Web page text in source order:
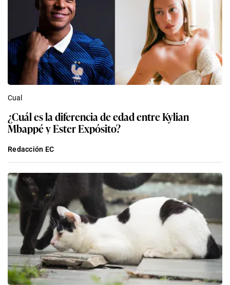
Cual
¿Cuál es la diferencia de edad entre Kylian
Mbappé y Ester Expósito?
Redacción EC